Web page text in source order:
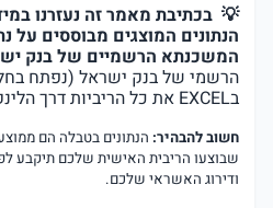
💡 בכתיבת מאמר זה נעזרנו
הנתונים המוצגים מבוססים על
המשכנתא הרשמיים של בנק
הרשמי של בנק ישראל (נפתח
בEXCEL את כל הריביות דרך הלינק הזה.
חשוב להבהיר: הנתונים בטבלה הם
שבוצעו הריבית האישית שלכם תיקבע
ודירוג האשראי שלכם.